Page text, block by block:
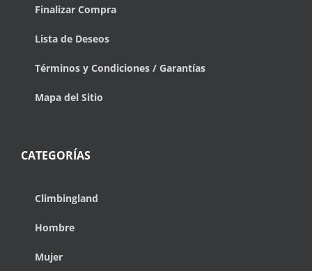
Finalizar Compra
Lista de Deseos
Términos y Condiciones / Garantías
Mapa del Sitio
CATEGORÍAS
Climbingland
Hombre
Mujer